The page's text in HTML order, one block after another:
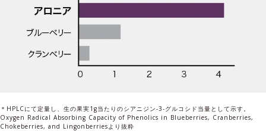
＊HPLCにて定量し、生の果実1g当たりのシアニジン-3-グルコシド当量として示す。
Oxygen Radical Absorbing Capacity of Phenolics in Blueberries, Cranberries,
Chokeberries, and Lingonberriesより抜粋